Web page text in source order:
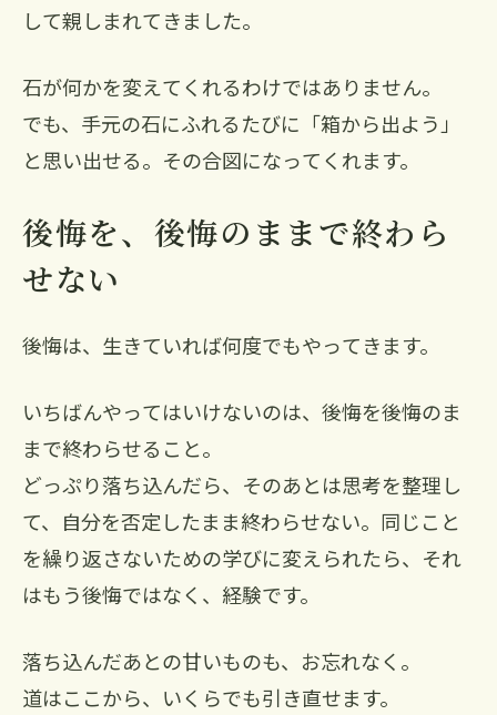
して親しまれてきました。
石が何かを変えてくれるわけではありません。
でも、手元の石にふれるたびに「箱から出よう」
と思い出せる。その合図になってくれます。
後悔を、後悔のままで終わら
せない
後悔は、生きていれば何度でもやってきます。
いちばんやってはいけないのは、後悔を後悔のま
まで終わらせること。
どっぷり落ち込んだら、そのあとは思考を整理し
て、自分を否定したまま終わらせない。同じこと
を繰り返さないための学びに変えられたら、それ
はもう後悔ではなく、経験です。
落ち込んだあとの甘いものも、お忘れなく。
道はここから、いくらでも引き直せます。